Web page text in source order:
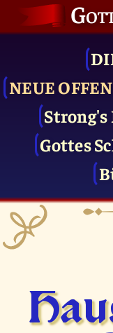
NEUE
Gottes